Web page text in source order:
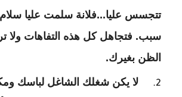
تتجسس عليا...فلانة سلمت عليا سلام
سبب. فتجاهل كل هذه التفاهات ولا
الظن بغيرك.
لا يكن شغلك الشاغل لباسك